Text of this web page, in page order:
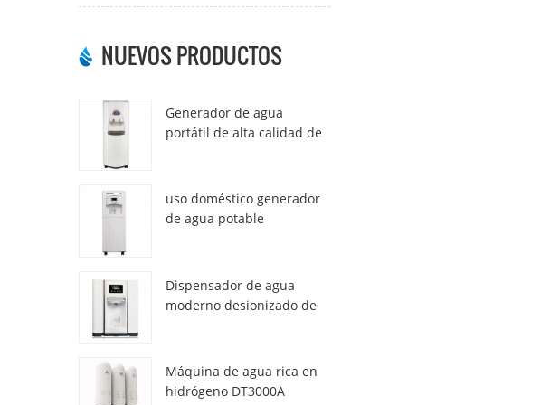
NUEVOS PRODUCTOS
Generador de agua
portátil de alta calidad de
uso doméstico generador
de agua potable
Dispensador de agua
moderno desionizado de
Máquina de agua rica en
hidrógeno DT3000A